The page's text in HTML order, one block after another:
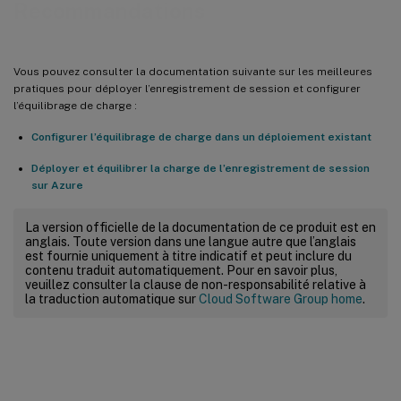
Vous pouvez consulter la documentation suivante sur les meilleures
pratiques pour déployer l’enregistrement de session et configurer
l’équilibrage de charge :
Configurer l’équilibrage de charge dans un déploiement existant
Déployer et équilibrer la charge de l’enregistrement de session
sur Azure
La version officielle de la documentation de ce produit est en
anglais. Toute version dans une langue autre que l’anglais
est fournie uniquement à titre indicatif et peut inclure du
contenu traduit automatiquement. Pour en savoir plus,
veuillez consulter la clause de non-responsabilité relative à
la traduction automatique surCloud Software Group home.